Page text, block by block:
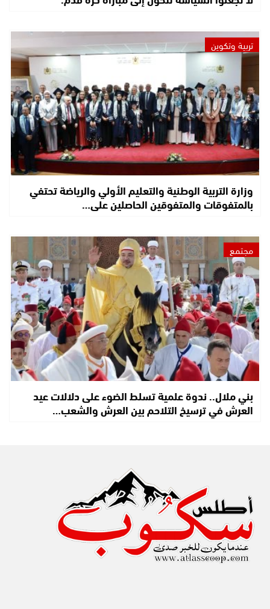
تربية وتكوين
وزارة التربية الوطنية والتعليم الأولي والرياضة تحتفي
بالمتفوقات والمتفوقين الحاصلين على…
مجتمع
بني ملال.. ندوة علمية تسلط الضوء على دلالات عيد
العرش في ترسيخ التلاحم بين العرش والشعب…